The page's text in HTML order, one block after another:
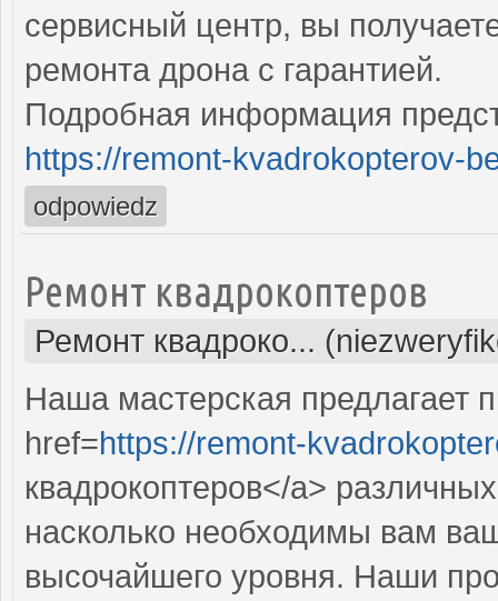
сервисный центр, вы
ремонта дрона с гарантией.
Подробная информация
https://remont-kvadrokopterov-
odpowiedz
Ремонт квадрокоптеров
Ремонт квадроко...
Наша мастерская предлагает
href=https://remont-
квадрокоптеров</a>
насколько необходимы вам
высочайшего уровня. Наши